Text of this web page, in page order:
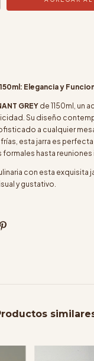
Elegancia y
GREY de 1150ml, un
Su diseño
a cualquier
esta jarra es
hasta reuniones
con esta exquisita
y gustativo.